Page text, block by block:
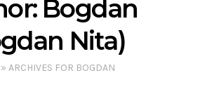
Bogdan
Nita)
ARCHIVES FOR BOGDAN